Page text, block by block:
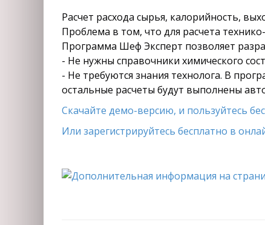
Расчет расхода сырья, калорийность,
Проблема в том, что для расчета
Программа Шеф Эксперт позволяет
- Не нужны справочники химического
- Не требуются знания технолога. В
остальные расчеты будут выполнены
Скачайте демо-версию, и пользуйтесь
Или зарегистрируйтесь бесплатно в